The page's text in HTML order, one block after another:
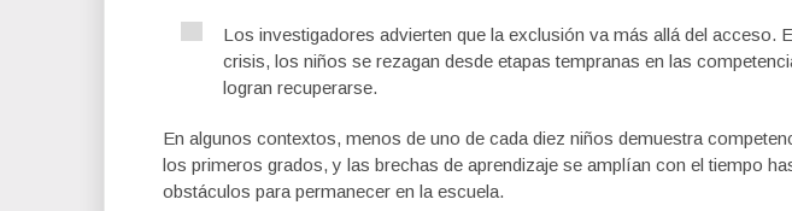
Los investigadores advierten que la exclusión va más allá del acceso.
crisis, los niños se rezagan desde etapas tempranas en las
logran recuperarse.
En algunos contextos, menos de uno de cada diez niños demuestra
los primeros grados, y las brechas de aprendizaje se amplían con el tiempo
obstáculos para permanecer en la escuela.